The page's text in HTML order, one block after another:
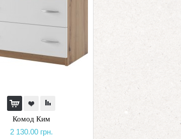
Комод Ким
2 130.00 грн.